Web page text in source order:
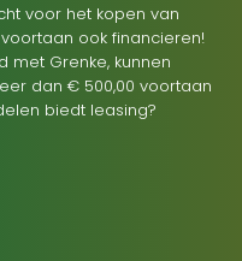
voor het kopen van
ook financieren!
met Grenke, kunnen
dan € 500,00 voortaan
biedt leasing?